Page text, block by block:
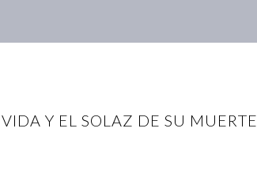
Y EL SOLAZ DE SU MUERTE